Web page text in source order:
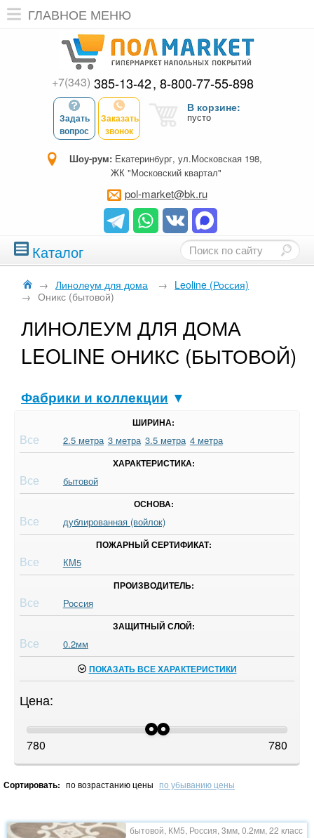
ГЛАВНОЕ МЕНЮ
+7(343) 385-13-42 8-800-77-55-898
Задать
вопрос
Заказать
звонок
В корзине:
пусто
Шоу-рум: Екатеринбург, ул.Московская 198,
ЖК "Московский квартал"
pol-market@bk.ru
Каталог
→ Линолеум для дома → Leoline (Россия)
→ Оникс (бытовой)
ЛИНОЛЕУМ ДЛЯ ДОМА
LEOLINE ОНИКС (БЫТОВОЙ)
Фабрики и коллекции ▼
ШИРИНА:
Все 2.5 метра 3 метра 3.5 метра 4 метра
ХАРАКТЕРИСТИКА:
Все бытовой
ОСНОВА:
Все дублированная (войлок)
ПОЖАРНЫЙ СЕРТИФИКАТ:
Все КМ5
ПРОИЗВОДИТЕЛЬ:
Все Россия
ЗАЩИТНЫЙ СЛОЙ:
Все 0.2мм
ПОКАЗАТЬ ВСЕ ХАРАКТЕРИСТИКИ
Цена:
780 780
Сортировать: по возрастанию цены по убыванию цены
бытовой, КМ5, Россия, 3мм, 0.2мм, 22 класс